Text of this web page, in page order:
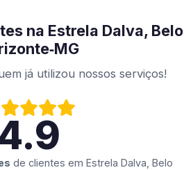
na Estrela Dalva, Belo
já utilizou nossos serviços!
de clientes em Estrela Dalva, Belo